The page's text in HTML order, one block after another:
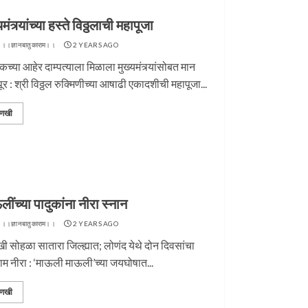
हस्ते विठ्ठलाची महापूजा
।।ज्ञानबातुकाराम।। 2 YEARS AGO
आहेर दाम्पत्याला मिळाला मुख्यमंत्र्यांसोबत मान
: श्री विठ्ठल रुक्मिणीच्या आषाढी एकादशीची महापूजा...
पादुकांना नीरा स्नान
।।ज्ञानबातुकाराम।। 2 YEARS AGO
सोहळा सातारा जिल्ह्यात; लोणंद येथे दोन दिवसांचा
नीरा : ‘माऊली माऊली’च्या जयघोषात...
पुण्यतिथी